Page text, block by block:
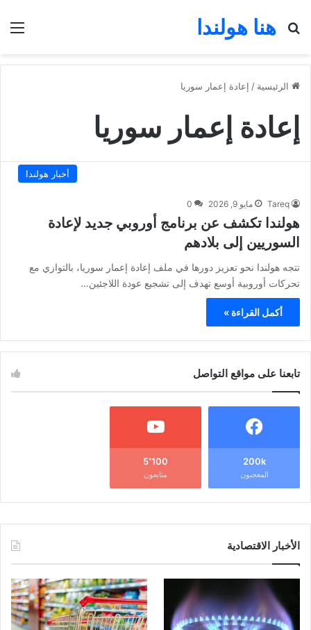
هنا هولندا
بحث عن
الرئيسية / إعادة إعمار سوريا
إعادة إعمار سوريا
أخبار هولندا
Tareq مايو 9, 2026 0
هولندا تكشف عن برنامج أوروبي جديد لإعادة
السوريين إلى بلادهم
تتجه هولندا نحو تعزيز دورها في ملف إعادة إعمار سوريا، بالتوازي مع
تحركات أوروبية أوسع تهدف إلى تشجيع عودة اللاجئين…
أكمل القراءة »
تابعنا على مواقع التواصل
200k
المعجبون
5٬100
متابعون
الأخبار الاقتصادية